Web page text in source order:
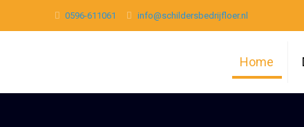
0596-611061 info@schildersbedrijfloer.nl
Home